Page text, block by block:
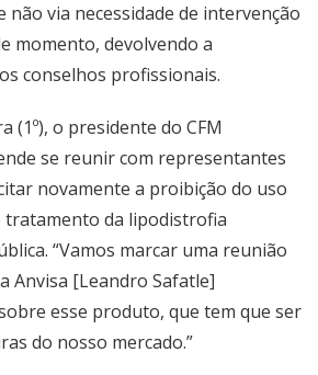
não via necessidade de intervenção
momento, devolvendo a
conselhos profissionais.
(1º), o presidente do CFM
se reunir com representantes
novamente a proibição do uso
tratamento da lipodistrofia
“Vamos marcar uma reunião
Anvisa [Leandro Safatle]
esse produto, que tem que ser
do nosso mercado.”